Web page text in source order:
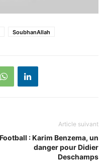
SoubhanAllah
Article suivant
Football : Karim Benzema, un
danger pour Didier
Deschamps